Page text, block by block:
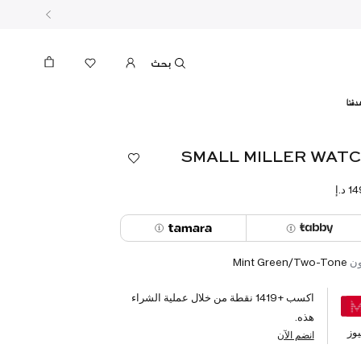
SMALL MILLER
Mint Green/Two-Tone
اكسب +1419 نقطة من خلال عملية الشراء
هذه.
انضم الآن